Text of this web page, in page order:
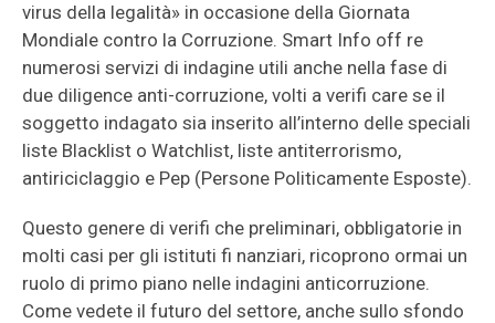
virus della legalità» in occasione della Giornata
Mondiale contro la Corruzione. Smart Info off re
numerosi servizi di indagine utili anche nella fase di
due diligence anti-corruzione, volti a verifi care se il
soggetto indagato sia inserito all’interno delle speciali
liste Blacklist o Watchlist, liste antiterrorismo,
antiriciclaggio e Pep (Persone Politicamente Esposte).
Questo genere di verifi che preliminari, obbligatorie in
molti casi per gli istituti fi nanziari, ricoprono ormai un
ruolo di primo piano nelle indagini anticorruzione.
Come vedete il futuro del settore, anche sullo sfondo